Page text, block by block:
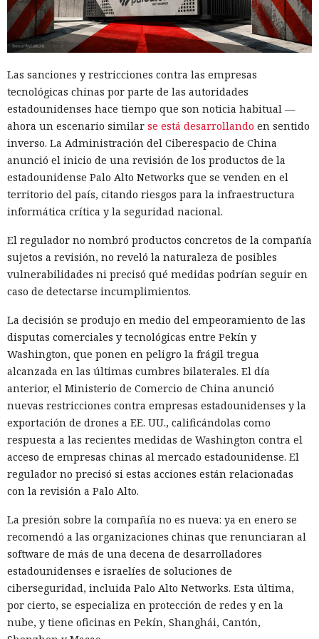
El acceso a la base era limitado, pero al rol de WSUS se le
permitía ejecutar procedimientos almacenados. A través de
ellos se pudo crear una actualización propia, indicar la
ese grupo el equipo concreto. Este enfoque permite dirigir
la actualización falsa no a toda la red, sino a un sistema
seleccionado, y luego aprobar su instalación.
El principal obstáculo fue la verificación de la firma digital.
WSUS rechazó aceptar un ejecutable sin firma; sin
embargo, el análisis de
Microsoft.UpdateServices.ContentSyncAgent.dll reveló una
excepción en la lógica de comprobación. Para archivos con
omite. En el laboratorio renombraron la carga maliciosa
como Ghost.txt, y WSUS aceptó el archivo.
Tras el lanzamiento manual de la actualización, la estación
al servidor de control. Con la política de descarga e
instalación automática de actualizaciones activada, ese
mismo escenario puede ocurrir sin acción del usuario. Para
automatizar la cadena, SpecterOps publicó NotWSUSpicious,
que genera las consultas SQL necesarias y permite
reproducir el ataque en una infraestructura de pruebas.
SpecterOps no describe ataques reales que utilicen este
método; se trata de una demostración de laboratorio. Para
reducir el riesgo, la empresa aconseja exigir Extended
Protection for Authentication en el servidor de la base de
las llamadas a los procedimientos de creación de grupos y
despliegue de actualizaciones, especialmente si el archivo
termina en .txt o .esd.
Las sanciones y restricciones contra las empresas
tecnológicas chinas por parte de las autoridades
estadounidenses hace tiempo que son noticia habitual —
ahora un escenario similar se está desarrollando en sentido
inverso. La Administración del Ciberespacio de China
anunció el inicio de una revisión de los productos de la
estadounidense Palo Alto Networks que se venden en el
territorio del país, citando riesgos para la infraestructura
informática crítica y la seguridad nacional.
El regulador no nombró productos concretos de la compañía
sujetos a revisión, no reveló la naturaleza de posibles
vulnerabilidades ni precisó qué medidas podrían seguir en
caso de detectarse incumplimientos.
La decisión se produjo en medio del empeoramiento de las
disputas comerciales y tecnológicas entre Pekín y
Washington, que ponen en peligro la frágil tregua
alcanzada en las últimas cumbres bilaterales. El día
anterior, el Ministerio de Comercio de China anunció
nuevas restricciones contra empresas estadounidenses y la
exportación de drones a EE. UU., calificándolas como
respuesta a las recientes medidas de Washington contra el
acceso de empresas chinas al mercado estadounidense. El
regulador no precisó si estas acciones están relacionadas
con la revisión a Palo Alto.
La presión sobre la compañía no es nueva: ya en enero se
recomendó a las organizaciones chinas que renunciaran al
software de más de una decena de desarrolladores
estadounidenses e israelíes de soluciones de
ciberseguridad, incluida Palo Alto Networks. Esta última,
por cierto, se especializa en protección de redes y en la
nube, y tiene oficinas en Pekín, Shanghái, Cantón,